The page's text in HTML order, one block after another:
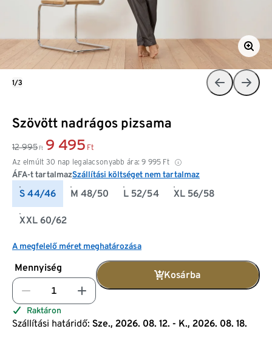
Szövött nadrágos pizsama
12 995 Ft 9 495 Ft
Az elmúlt 30 nap legalacsonyabb ára: 9 995 Ft
ÁFA-t tartalmazSzállítási költséget nem tartalmaz
S 44/46 M 48/50 L 52/54 XL 56/58
XXL 60/62
A megfelelő méret meghatározása
Mennyiség
Kosárba
Raktáron
Szállítási határidő: Sze., 2026. 08. 12. - K., 2026. 08. 18.
1/3